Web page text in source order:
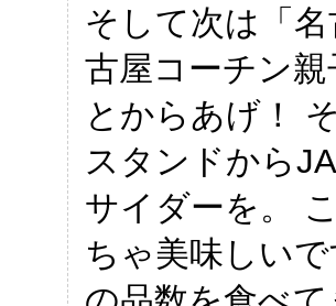
そして次は「
古屋コーチン
とからあげ！
スタンドから
サイダーを。
ちゃ美味しい